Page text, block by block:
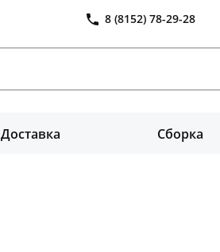
8 (8152) 78-29-28
Доставка Сборка